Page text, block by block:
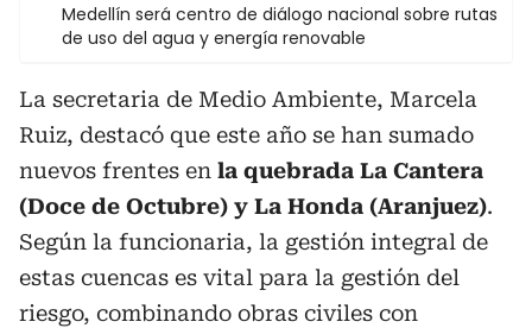
Medellín será centro de diálogo nacional sobre rutas
de uso del agua y energía renovable
La secretaria de Medio Ambiente, Marcela
Ruiz, destacó que este año se han sumado
nuevos frentes en la quebrada La Cantera
(Doce de Octubre) y La Honda (Aranjuez).
Según la funcionaria, la gestión integral de
estas cuencas es vital para la gestión del
riesgo, combinando obras civiles con